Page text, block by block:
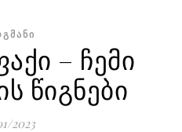
– ჩემი
წიგნები
2023